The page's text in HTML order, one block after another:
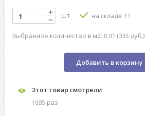
шт на складе 11
Выбранное количество в м2: 0,01 (335 руб.)
Добавить в корзину
Этот товар смотрели
1695 раз